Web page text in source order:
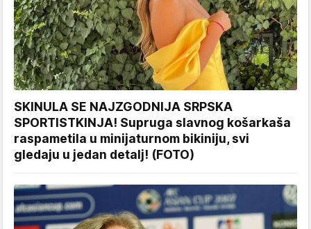
SKINULA SE NAJZGODNIJA SRPSKA
SPORTISTKINJA! Supruga slavnog košarkaša
raspametila u minijaturnom bikiniju, svi
gledaju u jedan detalj! (FOTO)